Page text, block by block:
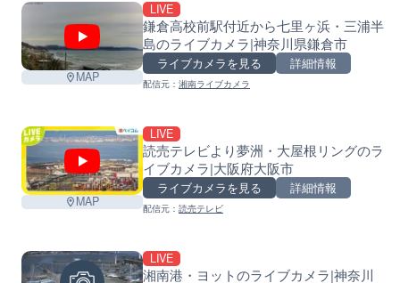
MAP
LIVE
鎌倉高校前駅付近から七里ヶ浜・三浦半
島のライブカメラ|神奈川県鎌倉市
ライブカメラを見る 詳細情報
配信元： 湘南ライブカメラ
MAP
LIVE
読売テレビより夢洲・大屋根リングのラ
イブカメラ|大阪府大阪市
ライブカメラを見る 詳細情報
配信元： 読売テレビ
LIVE
湘南港・ヨットのライブカメラ|神奈川